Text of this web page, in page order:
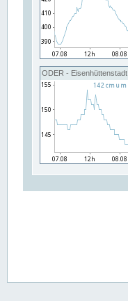
ODER - Eisenhüttenstadt